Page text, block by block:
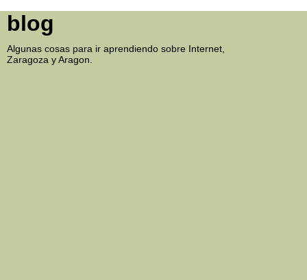
blog
Algunas cosas para ir aprendiendo sobre Internet,
Zaragoza y Aragon.